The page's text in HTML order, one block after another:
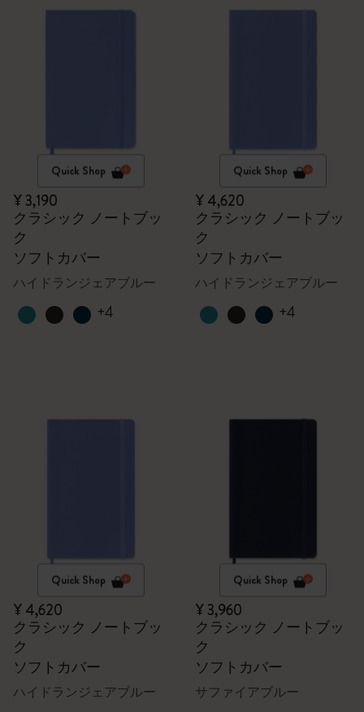
Quick Shop
¥ 3,190
クラシック ノートブッ
ク
ソフトカバー
ハイドランジェアブルー
+4
Quick Shop
¥ 4,620
クラシック ノートブッ
ク
ソフトカバー
ハイドランジェアブルー
+4
Quick Shop
¥ 4,620
クラシック ノートブッ
ク
ソフトカバー
ハイドランジェアブルー
Quick Shop
¥ 3,960
クラシック ノートブッ
ク
ソフトカバー
サファイアブルー